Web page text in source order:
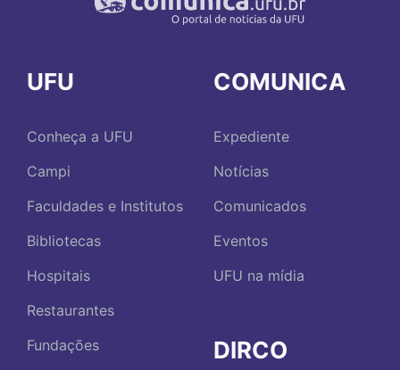
UFU
Conheça a UFU
Campi
Faculdades e Institutos
Bibliotecas
Hospitais
Restaurantes
Fundações
COMUNICA
Expediente
Notícias
Comunicados
Eventos
UFU na mídia
DIRCO